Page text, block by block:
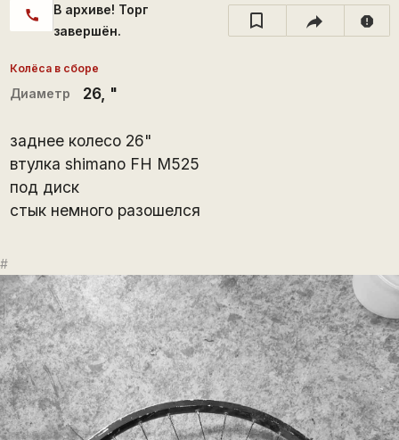
call
В архиве! Торг
завершён.
report
Колёса в сборе
Диаметр 26, "
заднее колесо 26"
втулка shimano FH M525
под диск
стык немного разошелся
#